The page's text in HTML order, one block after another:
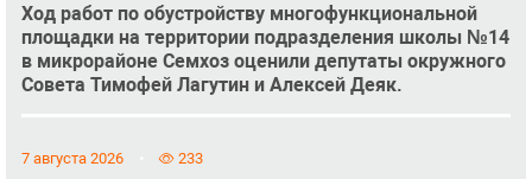
Ход работ по обустройству многофункциональной
площадки на территории подразделения школы №14
в микрорайоне Семхоз оценили депутаты окружного
Совета Тимофей Лагутин и Алексей Деяк.
7 августа 2026 233